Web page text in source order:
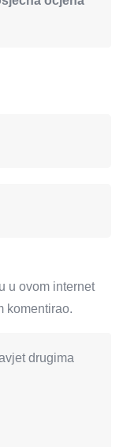
u ovom internet
komentirao.